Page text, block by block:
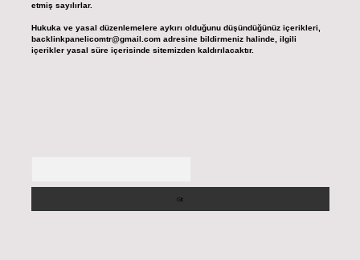
etmiş sayılırlar.
Hukuka ve yasal düzenlemelere aykırı olduğunu düşündüğünüz içerikleri,
backlinkpanelicomtr@gmail.comadresine bildirmeniz halinde, ilgili
içerikler yasal süre içerisinde sitemizden kaldırılacaktır.